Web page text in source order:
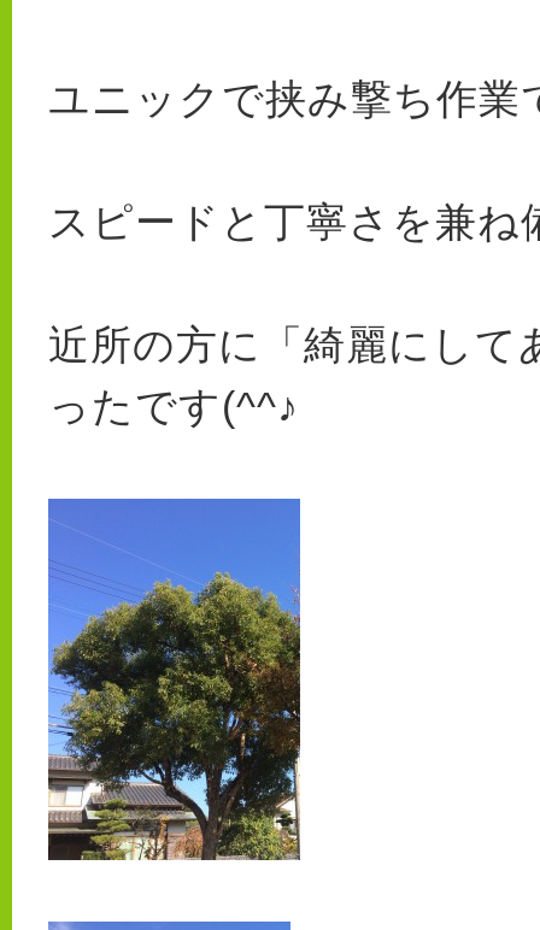
ユニックで挟み撃ち作業
スピードと丁寧さを兼
近所の方に「綺麗にし
ったです(^^♪